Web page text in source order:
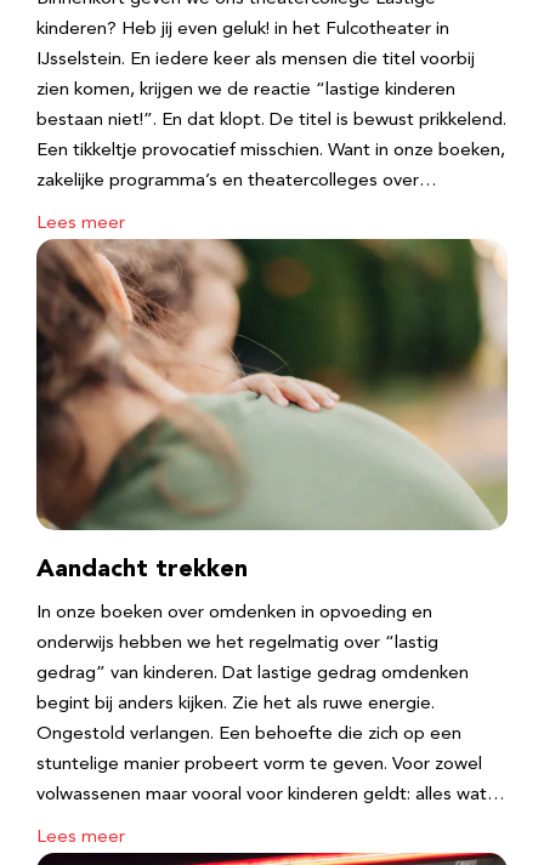
kinderen? Heb jij even geluk! in het Fulcotheater in
IJsselstein. En iedere keer als mensen die titel voorbij
zien komen, krijgen we de reactie “lastige kinderen
bestaan niet!”. En dat klopt. De titel is bewust prikkelend.
Een tikkeltje provocatief misschien. Want in onze boeken,
zakelijke programma’s en theatercolleges over…
Lees meer
Aandacht trekken
In onze boeken over omdenken in opvoeding en
onderwijs hebben we het regelmatig over “lastig
gedrag” van kinderen. Dat lastige gedrag omdenken
begint bij anders kijken. Zie het als ruwe energie.
Ongestold verlangen. Een behoefte die zich op een
stuntelige manier probeert vorm te geven. Voor zowel
volwassenen maar vooral voor kinderen geldt: alles wat…
Lees meer